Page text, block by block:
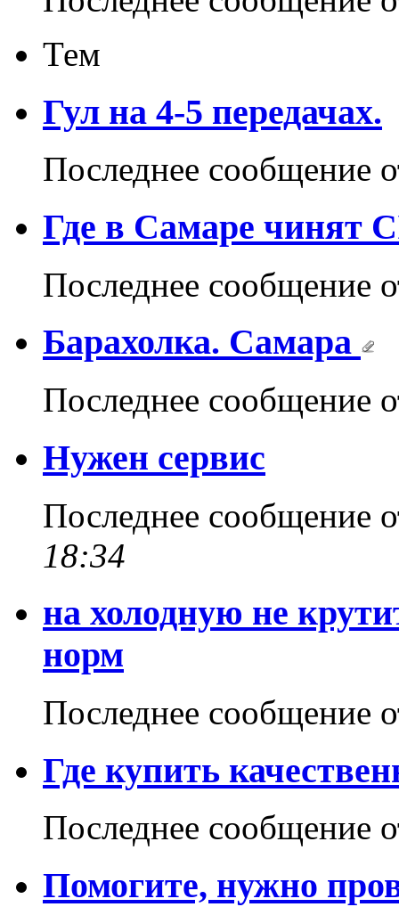
Тем
Гул на 4-5 передачах.
Последнее сообщение
Где в Самаре чинят
Последнее сообщение
Барахолка. Самара
Последнее сообщение
Нужен сервис
Последнее сообщение
18:34
на холодную не
норм
Последнее сообщение
Где купить
Последнее сообщение
Помогите, нужно